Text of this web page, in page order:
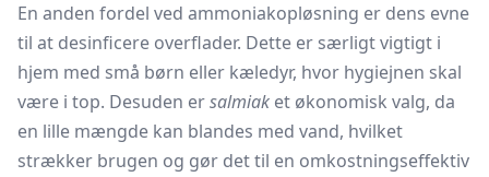
En anden fordel ved ammoniakopløsning er dens evne
til at desinficere overflader. Dette er særligt vigtigt i
hjem med små børn eller kæledyr, hvor hygiejnen skal
være i top. Desuden ersalmiak et økonomisk valg, da
en lille mængde kan blandes med vand, hvilket
strækker brugen og gør det til en omkostningseffektiv